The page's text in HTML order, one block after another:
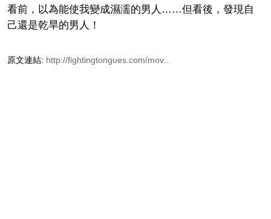
看前，以為能使我變成濕濡的男人……但看後，發現自
己還是乾旱的男人！
原文連結: http://fightingtongues.com/mov...